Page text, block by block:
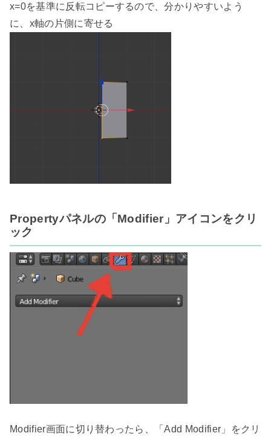
x=0を基準に反転コピーするので、分かりやすいよう
Propertyパネルの「Modifier」アイコンをクリ
ック
Modifier画面に切り替わったら、「Add Modifier」をクリ